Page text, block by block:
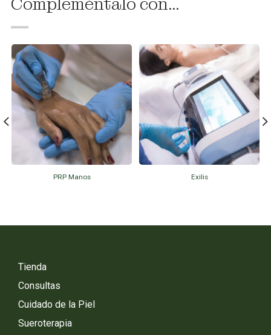
PRP Manos Exilis
Tienda
Consultas
Cuidado de la Piel
Sueroterapia